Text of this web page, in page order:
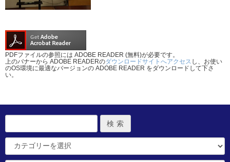
PDFファイルの参照には ADOBE READER (無料)が必要です。
上のバナーから ADOBE READERのダウンロードサイトへアクセス し、お使い
のOS環境に最適なバージョンの ADOBE READER をダウンロードして下さ
い。